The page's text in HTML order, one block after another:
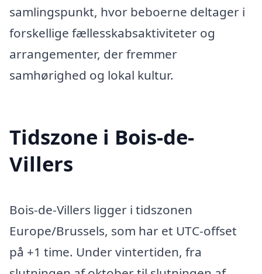
samlingspunkt, hvor beboerne deltager i
forskellige fællesskabsaktiviteter og
arrangementer, der fremmer
samhørighed og lokal kultur.
Tidszone i Bois-de-
Villers
Bois-de-Villers ligger i tidszonen
Europe/Brussels, som har et UTC-offset
på +1 time. Under vintertiden, fra